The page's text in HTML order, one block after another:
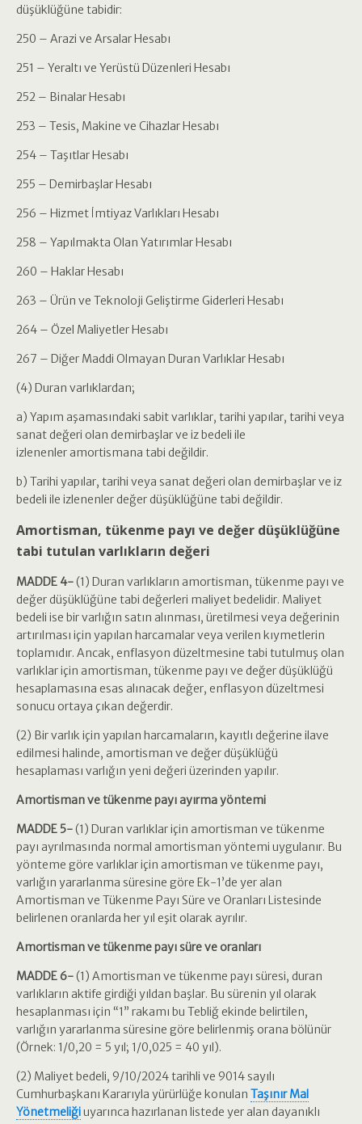
düşüklüğüne tabidir:
250 – Arazi ve Arsalar Hesabı
251 – Yeraltı ve Yerüstü Düzenleri Hesabı
252 – Binalar Hesabı
253 – Tesis, Makine ve Cihazlar Hesabı
254 – Taşıtlar Hesabı
255 – Demirbaşlar Hesabı
256 – Hizmet İmtiyaz Varlıkları Hesabı
258 – Yapılmakta Olan Yatırımlar Hesabı
260 – Haklar Hesabı
263 – Ürün ve Teknoloji Geliştirme Giderleri Hesabı
264 – Özel Maliyetler Hesabı
267 – Diğer Maddi Olmayan Duran Varlıklar Hesabı
(4) Duran varlıklardan;
a) Yapım aşamasındaki sabit varlıklar, tarihi yapılar, tarihi veya
sanat değeri olan demirbaşlar ve iz bedeli ile
izlenenler amortismana tabi değildir.
b) Tarihi yapılar, tarihi veya sanat değeri olan demirbaşlar ve iz
bedeli ile izlenenler değer düşüklüğüne tabi değildir.
Amortisman, tükenme payı ve değer düşüklüğüne
tabi tutulan varlıkların değeri
MADDE 4-(1) Duran varlıkların amortisman, tükenme payı ve
değer düşüklüğüne tabi değerleri maliyet bedelidir. Maliyet
bedeli ise bir varlığın satın alınması, üretilmesi veya değerinin
artırılması için yapılan harcamalar veya verilen kıymetlerin
toplamıdır. Ancak, enflasyon düzeltmesine tabi tutulmuş olan
varlıklar için amortisman, tükenme payı ve değer düşüklüğü
hesaplamasına esas alınacak değer, enflasyon düzeltmesi
sonucu ortaya çıkan değerdir.
(2) Bir varlık için yapılan harcamaların, kayıtlı değerine ilave
edilmesi halinde, amortisman ve değer düşüklüğü
hesaplaması varlığın yeni değeri üzerinden yapılır.
Amortisman ve tükenme payı ayırma yöntemi
MADDE 5-(1) Duran varlıklar için amortisman ve tükenme
payı ayrılmasında normal amortisman yöntemi uygulanır. Bu
yönteme göre varlıklar için amortisman ve tükenme payı,
varlığın yararlanma süresine göre Ek-1’de yer alan
Amortisman ve Tükenme Payı Süre ve Oranları Listesinde
belirlenen oranlarda her yıl eşit olarak ayrılır.
Amortisman ve tükenme payı süre ve oranları
MADDE 6-(1) Amortisman ve tükenme payı süresi, duran
varlıkların aktife girdiği yıldan başlar. Bu sürenin yıl olarak
hesaplanması için “1” rakamı bu Tebliğ ekinde belirtilen,
varlığın yararlanma süresine göre belirlenmiş orana bölünür
(Örnek: 1/0,20 = 5 yıl; 1/0,025 = 40 yıl).
(2) Maliyet bedeli, 9/10/2024 tarihli ve 9014 sayılı
Cumhurbaşkanı Kararıyla yürürlüğe konulan Taşınır Mal
Yönetmeliğiuyarınca hazırlanan listede yer alan dayanıklı